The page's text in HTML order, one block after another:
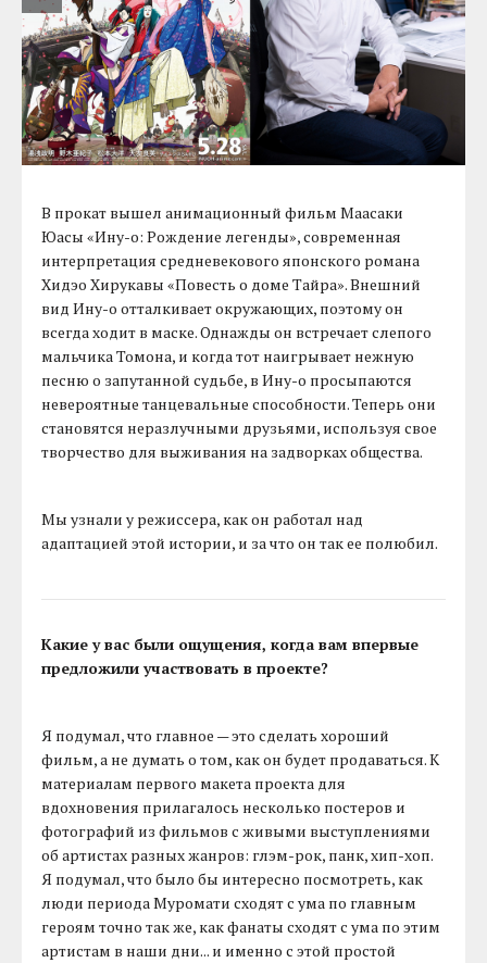
В прокат вышел анимационный фильм Маасаки
Юасы «Ину-о: Рождение легенды», современная
интерпретация средневекового японского романа
Хидэо Хирукавы «Повесть о доме Тайра». Внешний
вид Ину-о отталкивает окружающих, поэтому он
всегда ходит в маске. Однажды он встречает слепого
мальчика Томона, и когда тот наигрывает нежную
песню о запутанной судьбе, в Ину-о просыпаются
невероятные танцевальные способности. Теперь они
становятся неразлучными друзьями, используя свое
творчество для выживания на задворках общества.
Мы узнали у режиссера, как он работал над
адаптацией этой истории, и за что он так ее полюбил.
Какие у вас были ощущения, когда вам впервые
предложили участвовать в проекте?
Я подумал, что главное — это сделать хороший
фильм, а не думать о том, как он будет продаваться. К
материалам первого макета проекта для
вдохновения прилагалось несколько постеров и
фотографий из фильмов с живыми выступлениями
об артистах разных жанров: глэм-рок, панк, хип-хоп.
Я подумал, что было бы интересно посмотреть, как
люди периода Муромати сходят с ума по главным
героям точно так же, как фанаты сходят с ума по этим
артистам в наши дни... и именно с этой простой